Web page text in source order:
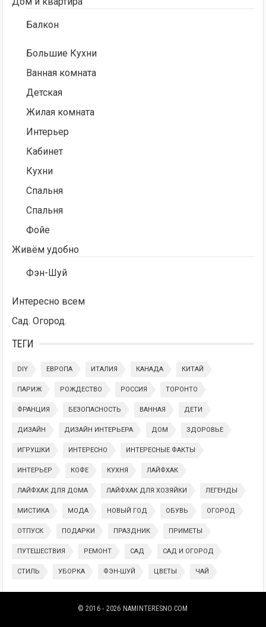
Балкон
Большие Кухни
Ванная комната
Детская
Жилая комната
Интерьер
Кабинет
Кухни
Спальня
Спальня
Фойе
Живём удобно
Фэн-Шуй
Интересно всем
Сад. Огород.
ТЕГИ
DIY ЕВРОПА ИТАЛИЯ КАНАДА КИТАЙ
ПАРИЖ РОЖДЕСТВО РОССИЯ ТОРОНТО
ФРАНЦИЯ БЕЗОПАСНОСТЬ ВАННАЯ ДЕТИ
ДИЗАЙН ДИЗАЙН ИНТЕРЬЕРА ДОМ ЗДОРОВЬЕ
ИГРУШКИ ИНТЕРЕСНО ИНТЕРЕСНЫЕ ФАКТЫ
ИНТЕРЬЕР КОФЕ КУХНЯ ЛАЙФХАК
ЛАЙФХАК ДЛЯ ДОМА ЛАЙФХАК ДЛЯ ХОЗЯЙКИ ЛЕГЕНДЫ
МИСТИКА МОДА НОВЫЙ ГОД ОБУВЬ ОГОРОД
ОТПУСК ПОДАРКИ ПРАЗДНИК ПРИМЕТЫ
ПУТЕШЕСТВИЯ РЕМОНТ САД САД И ОГОРОД
СТИЛЬ УБОРКА ФЭН-ШУЙ ЦВЕТЫ ЧАЙ
© 2016 - 2026 NAMINTERESNO.COM